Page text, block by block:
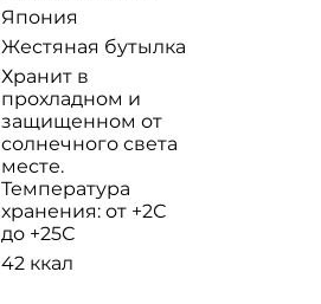
Япония
Жестяная бутылка
Хранит в
прохладном и
защищенном от
солнечного света
месте.
Температура
хранения: от +2С
до +25С
42 ккал